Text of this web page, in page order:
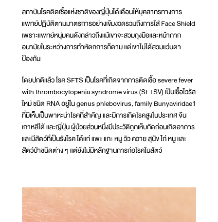
สถาบันโรคติดเชื้อแห่งชาติของญี่ปุ่นได้เตือนให้บุคลากรทางการ
แพทย์ปฏิบัติตามมาตรการอย่างเข้มงวดรวมถึงการใส่ Face Shield
เพราะแพทย์หนุ่มคนดังกล่าวถึงแม้เขาจะสวมถุงมือและหน้ากาก
อนามัยในระหว่างการทำหัตถการก็ตาม แต่เขาไม่ได้สวมแว่นตา
ป้องกัน
โดยปกติแล้ว โรค SFTS เป็นโรคที่เกิดจากการติดเชื้อ severe fever
with thrombocytopenia syndrome virus (SFTSV) เป็นเชื้อไวรัส
ใหม่ ชนิด RNA อยู่ใน genus phlebovirus, family Bunyaviridae1
ที่มีเห็บเป็นพาหะนำโรคที่สำคัญ และมีการเกิดโรคสูงในประเทศ จีน
เกาหลีใต้ และญี่ปุ่น ผู้ป่วยส่วนหนึ่งมีประวัติถูกเห็บกัดก่อนเกิดอาการ
และมีสัตว์ที่เป็นรังโรค ได้แก่ แพะ แกะ หมู วัว ควาย สุนัข ไก่ หนู และ
สัตว์ป่าชนิดต่าง ๆ แต่ยังไม่มีหลักฐานการก่อโรคในสัตว์